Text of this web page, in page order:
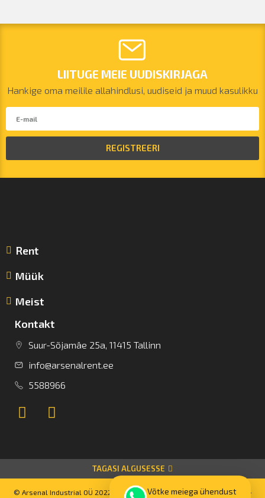
Võtke meiega ühendust
LIITUGE MEIE UUDISKIRJAGA
Hankige oma meilile allahindlusi, uudiseid ja muud kasulikku
REGISTREERI
Rent
Müük
Meist
Kontakt
Suur-Sõjamäe 25a, 11415 Tallinn
info@arsenalrent.ee
5588966
TAGASI ALGUSESSE
© Arsenal Industrial OÜ 2022 Kõik autoriõigused kaitstud. Powered by –